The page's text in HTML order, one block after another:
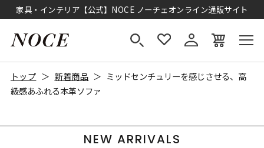
家具・インテリア【公式】NOCE ノーチェオンライン通販サイト
トップ 新着商品
ミッドセンチュリーを感じさせる、高
級感あふれる本革ソファ
NEW ARRIVALS